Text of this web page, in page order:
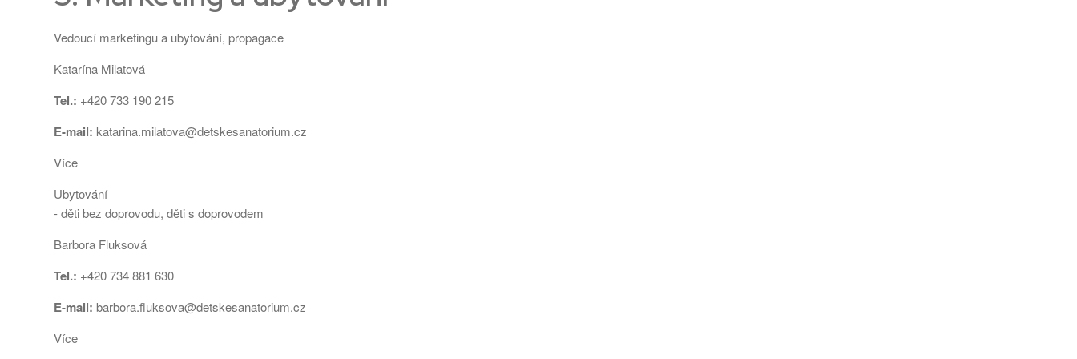
Vedoucí marketingu a ubytování, propagace
Katarína Milatová
Tel.: +420 733 190 215
E-mail: katarina.milatova@detskesanatorium.cz
Více
Ubytování
- děti bez doprovodu, děti s doprovodem
Barbora Fluksová
Tel.: +420 734 881 630
E-mail: barbora.fluksova@detskesanatorium.cz
Více